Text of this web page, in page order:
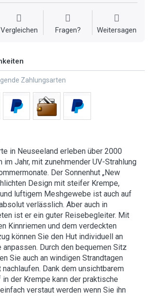
Vergleichen Fragen? Weitersagen
Zahlungsarten
in Neuseeland erleben über 2000
im Jahr, mit zunehmender UV-Strahlung
Der Sonnenhut „New
Design mit steifer Krempe,
luftigem Meshgewebe ist auch auf
verlässlich. Aber auch in
ist er ein guter Reisebegleiter. Mit
Kinnriemen und dem verdeckten
können Sie den Hut individuell an
Durch den bequemen Sitz
Sie auch an windigen Strandtagen
nachlaufen. Dank dem unsichtbarem
in der Krempe kann der praktische
verstaut werden wenn Sie ihn